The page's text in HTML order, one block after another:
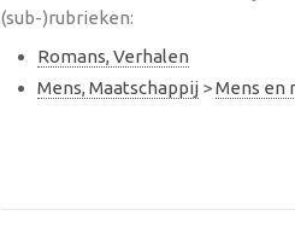
(sub-)rubrieken:
Romans, Verhalen
Mens, Maatschappij >Mens en